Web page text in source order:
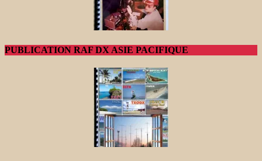
PUBLICATION RAF DX ASIE PACIFIQUE